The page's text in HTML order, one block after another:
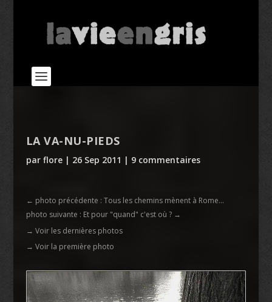
LA VA-NU-PIEDS
par flore| 26 Sep 2011 | 9 commentaires
← photo précédente : Tous les chemins mènent à Rome...
photo suivante : Et pour "quand" c'est où ?→
→ Voir les dernières photos
→ Voir la première photo